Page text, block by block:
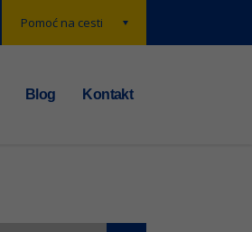
Pomoć na cesti
Blog Kontakt